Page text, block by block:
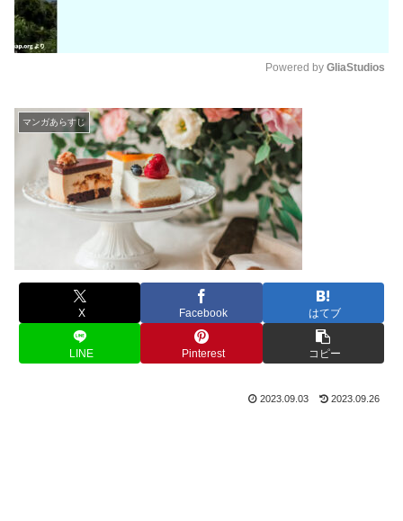
Powered by GliaStudios
マンガあらすじ
X Facebook はてブ
LINE Pinterest コピー
2023.09.03 2023.09.26